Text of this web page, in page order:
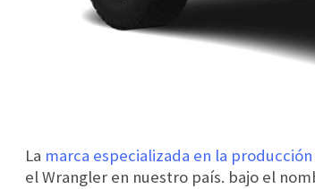
La marca especializada en la
el Wrangler en nuestro país. bajo el